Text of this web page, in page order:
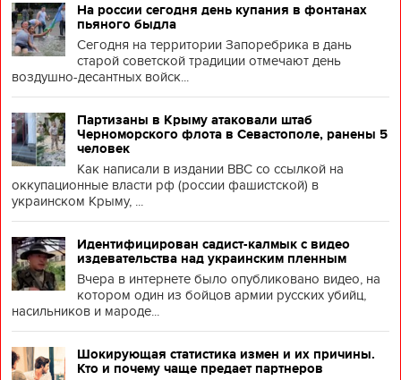
На россии сегодня день купания в фонтанах
пьяного быдла
Сегодня на территории Запоребрика в дань
старой советской традиции отмечают день
воздушно-десантных войск...
Партизаны в Крыму атаковали штаб
Черноморского флота в Севастополе, ранены 5
человек
Как написали в издании BBC со ссылкой на
оккупационные власти рф (россии фашистской) в
украинском Крыму, ...
Идентифицирован садист-калмык с видео
издевательства над украинским пленным
Вчера в интернете было опубликовано видео, на
котором один из бойцов армии русских убийц,
насильников и мароде...
Шокирующая статистика измен и их причины.
Кто и почему чаще предает партнеров